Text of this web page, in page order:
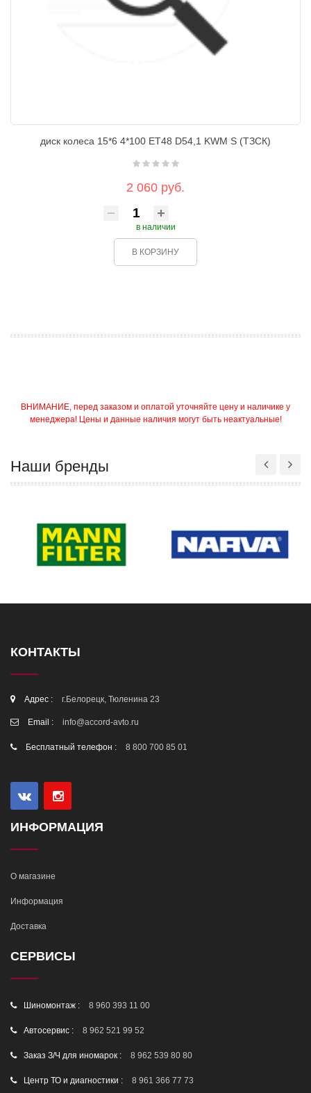
диск колеса 15*6 4*100 ЕТ48 D54,1 KWM S (ТЗСК)
2 060 руб.
в наличии
В КОРЗИНУ
ВНИМАНИЕ, перед заказом и оплатой уточняйте цену и наличике у
менеджера! Цены и данные наличия могут быть неактуальные!
Наши бренды
КОНТАКТЫ
Адрес : г.Белорецк, Тюленина 23
Email : info@accord-avto.ru
Бесплатный телефон : 8 800 700 85 01
ИНФОРМАЦИЯ
О магазине
Информация
Доставка
СЕРВИСЫ
Шиномонтаж : 8 960 393 11 00
Автосервис : 8 962 521 99 52
Заказ З/Ч для иномарок : 8 962 539 80 80
Центр ТО и диагностики : 8 961 366 77 73